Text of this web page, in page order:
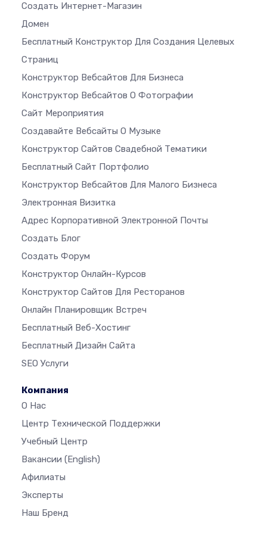
Создать Интернет-Магазин
Домен
Бесплатный Конструктор Для Создания Целевых
Страниц
Конструктор Вебсайтов Для Бизнеса
Конструктор Вебсайтов О Фотографии
Сайт Мероприятия
Создавайте Вебсайты О Музыке
Конструктор Сайтов Свадебной Тематики
Бесплатный Сайт Портфолио
Конструктор Вебсайтов Для Малого Бизнеса
Электронная Визитка
Адрес Корпоративной Электронной Почты
Создать Блог
Создать Форум
Конструктор Онлайн-Курсов
Конструктор Сайтов Для Ресторанов
Онлайн Планировщик Встреч
Бесплатный Веб-Хостинг
Бесплатный Дизайн Сайта
SEO Услуги
Компания
О Нас
Центр Технической Поддержки
Учебный Центр
Вакансии (English)
Афилиаты
Эксперты
Наш Бренд